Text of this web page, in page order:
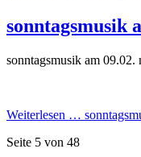
sonntagsmusik
sonntagsmusik am
Weiterlesen …
Seite 5 von 48